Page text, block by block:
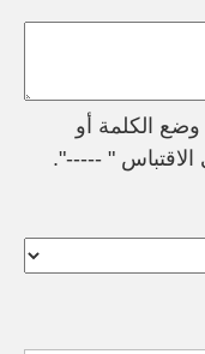
وضع الكلمة أو
الاقتباس " -----".